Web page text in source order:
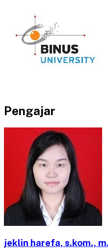
Pengajar
jeklin harefa, s.kom.,